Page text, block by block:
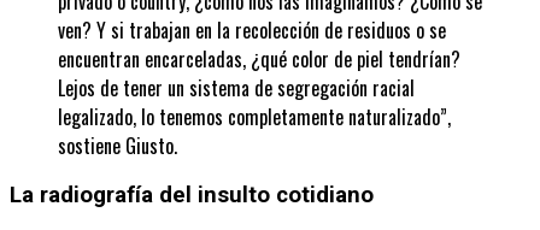
ven? Y si trabajan en la recolección de residuos o se
encuentran encarceladas, ¿qué color de piel tendrían?
Lejos de tener un sistema de segregación racial
legalizado, lo tenemos completamente naturalizado”,
sostiene Giusto.
La radiografía del insulto cotidiano